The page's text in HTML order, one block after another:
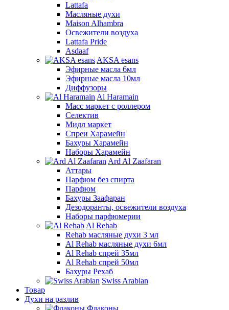
Lattafa
Масляные духи
Maison Alhambra
Освежители воздуха
Lattafa Pride
Asdaaf
AKSA esans
Эфирные масла 6мл
Эфирные масла 10мл
Диффузоры
Al Haramain
Масс маркет с роллером
Селектив
Мидл маркет
Спреи Харамейн
Бахуры Харамейн
Наборы Харамейн
Ard Al Zaafaran
Аттары
Парфюм без спирта
Парфюм
Бахуры Заафаран
Дезодоранты, освежители воздуха
Наборы парфюмерии
Al Rehab
Rehab масляные духи 3 мл
Al Rehab масляные духи 6мл
Al Rehab спрей 35мл
Al Rehab спрей 50мл
Бахуры Рехаб
Swiss Arabian
Товар
Духи на разлив
Флаконы